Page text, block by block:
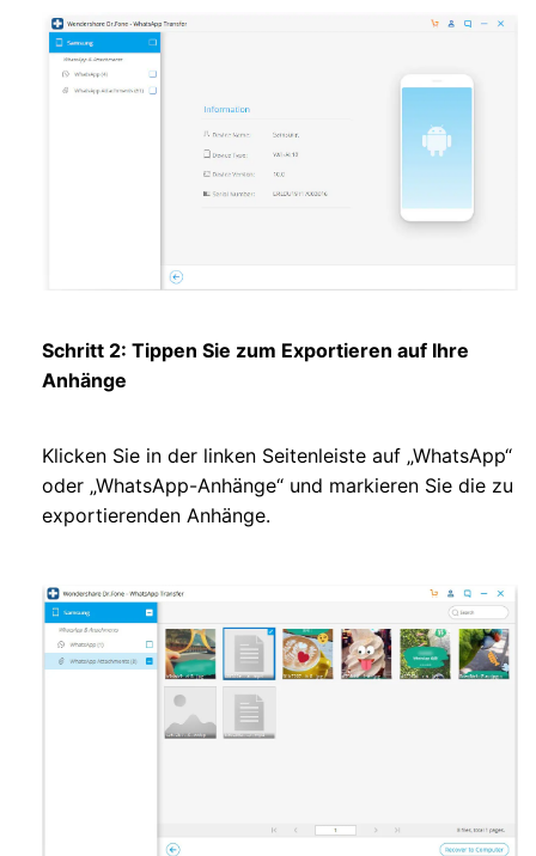
Schritt 2: Tippen Sie zum Exportieren auf Ihre
Anhänge
Klicken Sie in der linken Seitenleiste auf „WhatsApp“
oder „WhatsApp-Anhänge“ und markieren Sie die zu
exportierenden Anhänge.